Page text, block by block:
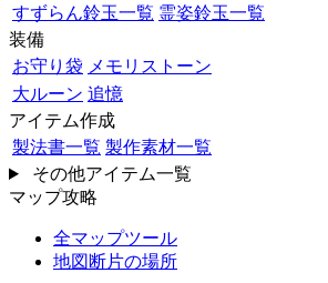
すずらん鈴玉一覧 霊姿鈴玉一覧
装備
お守り袋 メモリストーン
大ルーン 追憶
アイテム作成
製法書一覧 製作素材一覧
その他アイテム一覧
マップ攻略
全マップツール
地図断片の場所